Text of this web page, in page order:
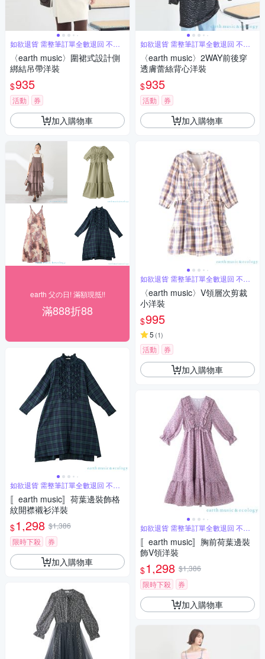
如欲退貨 需整筆訂單全數退回 不能
單退
〈earth music〉圍裙式設計側
綁結吊帶洋裝
$935
活動 券
加入購物車
earth 父の日! 滿額現抵!!
滿888折88
如欲退貨 需整筆訂單全數退回 不能
單退
〚earth music〛荷葉邊裝飾格
紋開襟襯衫洋裝
$1,298 $1,386
限時下殺
券
加入購物車
如欲退貨 需整筆訂單全數退回 不能
單退
〈earth music〉2WAY前後穿
透膚蕾絲背心洋裝
$935
活動 券
加入購物車
如欲退貨 需整筆訂單全數退回 不能
單退
〈earth music〉V領層次剪裁
小洋裝
$995
5 (1)
活動 券
加入購物車
如欲退貨 需整筆訂單全數退回 不能
單退
〚earth music〛胸前荷葉邊裝
飾V領洋裝
$1,298 $1,386
限時下殺
券
加入購物車